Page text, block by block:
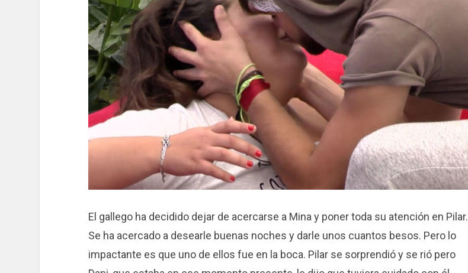
El gallego ha decidido dejar de acercarse a Mina y poner toda su atención en Pilar.
Se ha acercado a desearle buenas noches y darle unos cuantos besos. Pero lo
impactante es que uno de ellos fue en la boca. Pilar se sorprendió y se rió pero